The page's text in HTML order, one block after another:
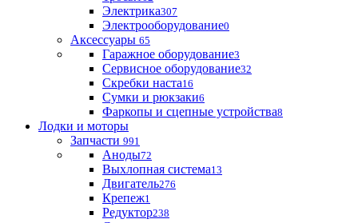
Электрика307
Электрооборудование0
Аксессуары 65
Гаражное оборудование3
Сервисное оборудование32
Скребки наста16
Сумки и рюкзаки6
Фаркопы и сцепные устройства8
Лодки и моторы
Запчасти 991
Аноды72
Выхлопная система13
Двигатель276
Крепеж1
Редуктор238